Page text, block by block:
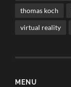
thomas koch
virtual reality
MENU